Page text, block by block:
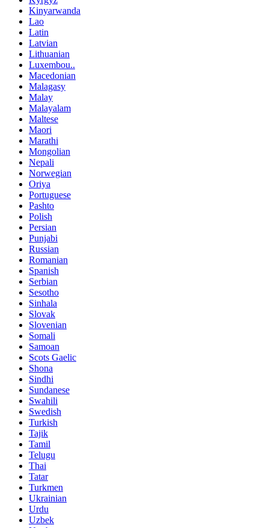
Kinyarwanda
Lao
Latin
Latvian
Lithuanian
Luxembou..
Macedonian
Malagasy
Malay
Malayalam
Maltese
Maori
Marathi
Mongolian
Nepali
Norwegian
Oriya
Portuguese
Pashto
Polish
Persian
Punjabi
Russian
Romanian
Spanish
Serbian
Sesotho
Sinhala
Slovak
Slovenian
Somali
Samoan
Scots Gaelic
Shona
Sindhi
Sundanese
Swahili
Swedish
Turkish
Tajik
Tamil
Telugu
Thai
Tatar
Turkmen
Ukrainian
Urdu
Uzbek